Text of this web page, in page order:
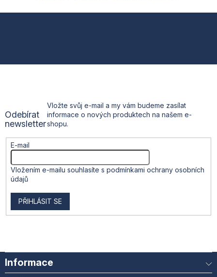
p
Odebírat
newsletter
Vložte svůj e-mail a my vám budeme zasílat
informace o nových produktech na našem e-
shopu.
E-mail
Vložením e-mailu souhlasíte s podmínkami ochrany osobních
údajů
PŘIHLÁSIT SE
Informace